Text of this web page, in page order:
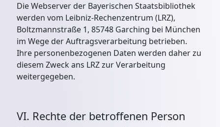
Die Webserver der Bayerischen Staatsbibliothek
werden vom Leibniz-Rechenzentrum (LRZ),
Boltzmannstraße 1, 85748 Garching bei München
im Wege der Auftragsverarbeitung betrieben.
Ihre personenbezogenen Daten werden daher zu
diesem Zweck ans LRZ zur Verarbeitung
weitergegeben.
VI. Rechte der betroffenen Person